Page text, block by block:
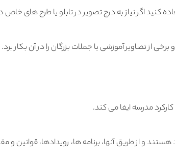
کنید اگر نیاز به درج تصویر در تابلو یا طرح های خاص
از تصاویر آموزشی یا جملات بزرگان را در آن بکار برد.
مدرسه ایفا می کند.
و از طریق آنها، برنامه ها، رویدادها، قوانین و